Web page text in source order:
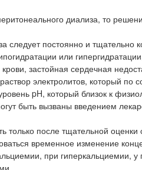
диализа, то
постоянно и тщательно
или
застойная сердечная
электролитов, который по
pH, который близок к
быть вызваны введением
только после тщательной
временное изменение
при гиперкальциемии,